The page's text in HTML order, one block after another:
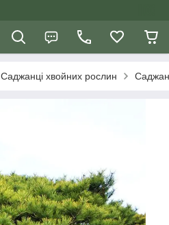
Саджанці хвойних рослин